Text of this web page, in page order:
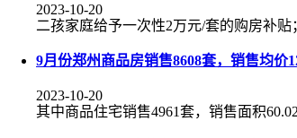
2023-10-20
二孩家庭给予一次性2万元/套的购房补贴
9月份郑州商品房销售8608套，销售均价
2023-10-20
其中商品住宅销售4961套，销售面积